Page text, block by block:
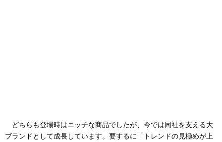
どちらも登場時はニッチな商品でしたが、今では同社を支える大
ブランドとして成長しています。要するに「トレンドの見極めが上